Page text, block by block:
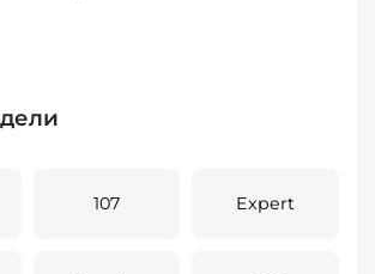
107 Expert